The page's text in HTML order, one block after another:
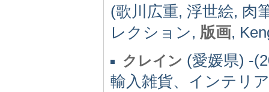
(歌川広重, 浮世絵, 肉
レクション, 版画,
クレイン (愛媛県) -
輸入雑貨、インテリ